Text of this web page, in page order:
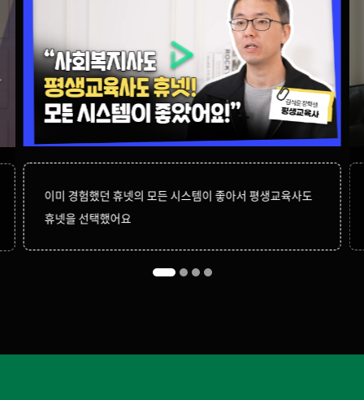
이미 경험했던 휴넷의 모든 시스템이 좋아서 평생교육사도
휴넷을 선택했어요